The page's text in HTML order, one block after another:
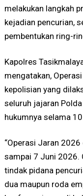
melakukan langkah
kejadian pencurian,
pembentukan ring-
Kapolres
mengatakan,
kepolisian yang
seluruh jajaran
hukumnya selama
“Operasi Jaran
sampai 7 Juni 2026.
tindak pidana
dua maupun roda